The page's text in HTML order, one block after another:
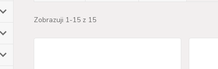
Zobrazuji 1-15 z 15